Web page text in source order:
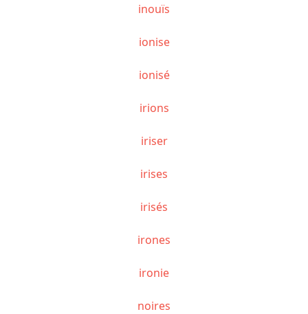
inouïs
ionise
ionisé
irions
iriser
irises
irisés
irones
ironie
noires